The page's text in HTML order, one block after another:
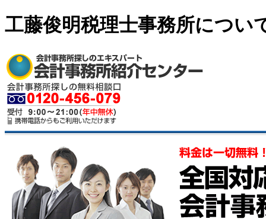
工藤俊明税理士事務所につい